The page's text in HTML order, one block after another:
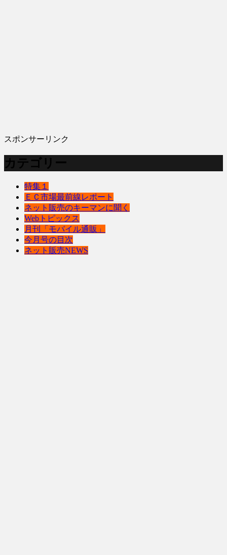
スポンサーリンク
カテゴリー
特集１
ＥＣ市場最前線レポート
ネット販売のキーマンに聞く
Webトピックス
月刊「モバイル通販」
今月号の目次
ネット販売NEWS